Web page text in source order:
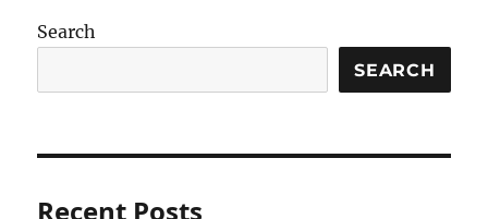
Search
SEARCH
Recent Posts